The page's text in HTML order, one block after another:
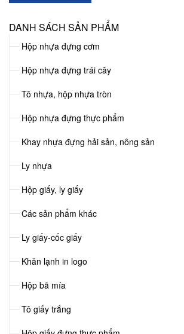
DANH SÁCH SẢN PHẨM
Hộp nhựa đựng cơm
Hộp nhựa đựng trái cây
Tô nhựa, hộp nhựa tròn
Hộp nhựa đựng thực phẩm
Khay nhựa đựng hải sản, nông sản
Ly nhựa
Hộp giấy, ly giấy
Các sản phẩm khác
Ly giấy-cốc giấy
Khăn lạnh in logo
Hộp bã mía
Tô giấy trắng